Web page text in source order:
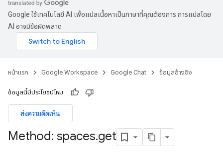
Google ใช้เทคโนโลยี AI เพื่อแปลเนื้อหาเป็นภาษาที่คุณต้องการ การแปลโดย
AI อาจมีข้อผิดพลาด
หน้าแรก Google Workspace Google Chat ข้อมูลอ้างอิง
ข้อมูลนี้มีประโยชน์ไหม
ส่งความคิดเห็น
Method: spaces.get